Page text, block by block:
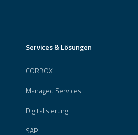
Services & Lösungen
CORBOX
Managed Services
Digitalisierung
SAP